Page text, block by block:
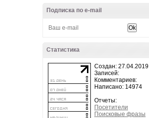
Подписка по e-mail
Статистика
Создан: 27.04.2019
Записей:
Комментариев:
Написано: 14974
Отчеты:
Посетители
Поисковые фразы